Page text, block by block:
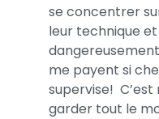
se concentrer
leur technique et
me payent si
supervise!
garder tout le